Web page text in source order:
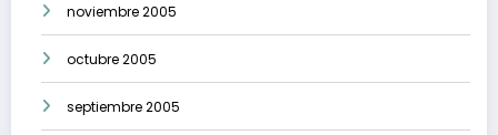
noviembre 2005
octubre 2005
septiembre 2005